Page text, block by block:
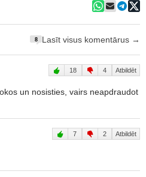
8 Lasīt visus komentārus →
18 4 Atbildēt
un nosisties, vairs neapdraudot
7 2 Atbildēt